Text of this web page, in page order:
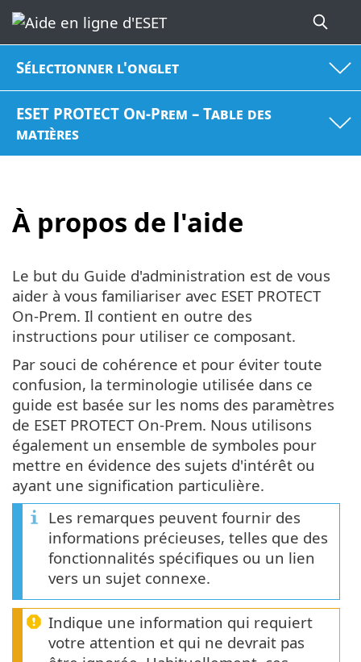
Sélectionner l'onglet
ESET PROTECT On-Prem – Table des
matières
À propos de l'aide
Le but du Guide d'administration est de vous
aider à vous familiariser avec ESET PROTECT
On-Prem. Il contient en outre des
instructions pour utiliser ce composant.
Par souci de cohérence et pour éviter toute
confusion, la terminologie utilisée dans ce
guide est basée sur les noms des paramètres
de ESET PROTECT On-Prem. Nous utilisons
également un ensemble de symboles pour
mettre en évidence des sujets d'intérêt ou
ayant une signification particulière.
Les remarques peuvent fournir des
informations précieuses, telles que des
fonctionnalités spécifiques ou un lien
vers un sujet connexe.
Indique une information qui requiert
votre attention et qui ne devrait pas